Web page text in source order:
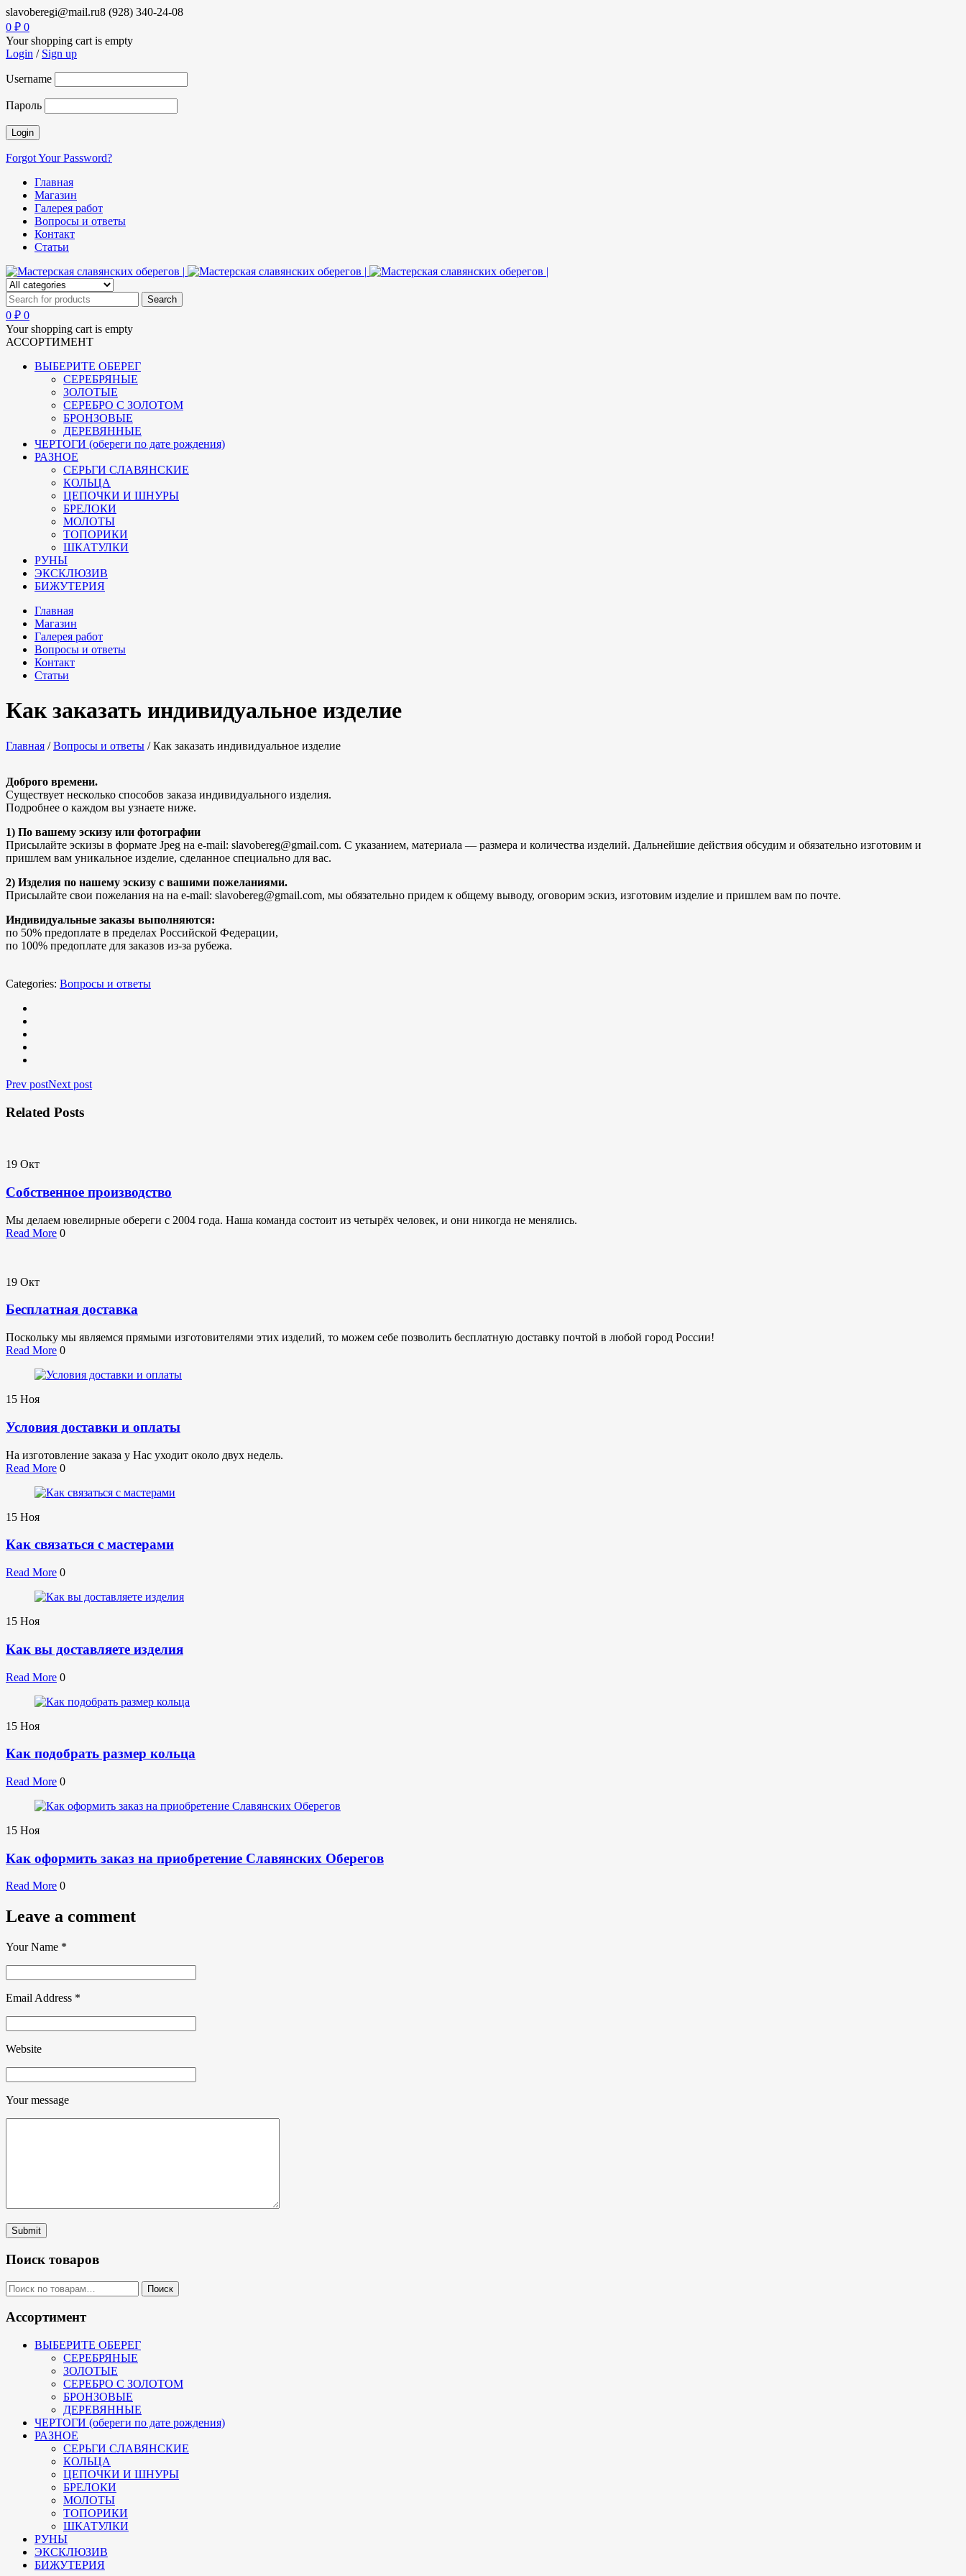
slavoberegi@mail.ru8 (928) 340-24-08
0 ₽ 0
Your shopping cart is empty
Login / Sign up
Username
Пароль
Forgot Your Password?
Главная
Магазин
Галерея работ
Вопросы и ответы
Контакт
Статьи
0 ₽ 0
Your shopping cart is empty
АССОРТИМЕНТ
ВЫБЕРИТЕ ОБЕРЕГ
СЕРЕБРЯНЫЕ
ЗОЛОТЫЕ
СЕРЕБРО С ЗОЛОТОМ
БРОНЗОВЫЕ
ДЕРЕВЯННЫЕ
ЧЕРТОГИ (обереги по дате рождения)
РАЗНОЕ
СЕРЬГИ СЛАВЯНСКИЕ
КОЛЬЦА
ЦЕПОЧКИ И ШНУРЫ
БРЕЛОКИ
МОЛОТЫ
ТОПОРИКИ
ШКАТУЛКИ
РУНЫ
ЭКСКЛЮЗИВ
БИЖУТЕРИЯ
Главная
Магазин
Галерея работ
Вопросы и ответы
Контакт
Статьи
Как заказать индивидуальное изделие
Главная / Вопросы и ответы / Как заказать индивидуальное изделие
Доброго времени.
Существует несколько способов заказа индивидуального изделия.
Подробнее о каждом вы узнаете ниже.
1) По вашему эскизу или фотографии
Присылайте эскизы в формате Jpeg на e-mail: slavobereg@gmail.com. С указанием, материала — размера и количества изделий. Дальнейшие действия обсудим и обязательно изготовим и
пришлем вам уникальное изделие, сделанное специально для вас.
2) Изделия по нашему эскизу с вашими пожеланиями.
Присылайте свои пожелания на на e-mail: slavobereg@gmail.com, мы обязательно придем к общему выводу, оговорим эскиз, изготовим изделие и пришлем вам по почте.
Индивидуальные заказы выполняются:
по 50% предоплате в пределах Российской Федерации,
по 100% предоплате для заказов из-за рубежа.
Categories: Вопросы и ответы
Prev postNext post
Related Posts
19 Окт
Собственное производство
Мы делаем ювелирные обереги с 2004 года. Наша команда состоит из четырёх человек, и они никогда не менялись.
Read More 0
19 Окт
Бесплатная доставка
Поскольку мы являемся прямыми изготовителями этих изделий, то можем себе позволить бесплатную доставку почтой в любой город России!
Read More 0
15 Ноя
Условия доставки и оплаты
На изготовление заказа у Нас уходит около двух недель.
Read More 0
15 Ноя
Как связаться с мастерами
Read More 0
15 Ноя
Как вы доставляете изделия
Read More 0
15 Ноя
Как подобрать размер кольца
Read More 0
15 Ноя
Как оформить заказ на приобретение Славянских Оберегов
Read More 0
Leave a comment
Your Name *
Email Address *
Website
Your message
Submit
Поиск товаров
Искать: Поиск
Ассортимент
ВЫБЕРИТЕ ОБЕРЕГ
СЕРЕБРЯНЫЕ
ЗОЛОТЫЕ
СЕРЕБРО С ЗОЛОТОМ
БРОНЗОВЫЕ
ДЕРЕВЯННЫЕ
ЧЕРТОГИ (обереги по дате рождения)
РАЗНОЕ
СЕРЬГИ СЛАВЯНСКИЕ
КОЛЬЦА
ЦЕПОЧКИ И ШНУРЫ
БРЕЛОКИ
МОЛОТЫ
ТОПОРИКИ
ШКАТУЛКИ
РУНЫ
ЭКСКЛЮЗИВ
БИЖУТЕРИЯ